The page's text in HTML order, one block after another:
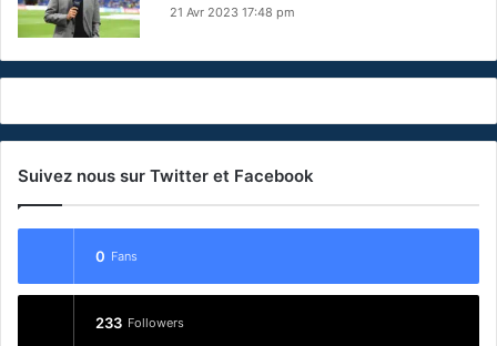
21 Avr 2023 17:48 pm
Suivez nous sur Twitter et Facebook
0 Fans
233 Followers